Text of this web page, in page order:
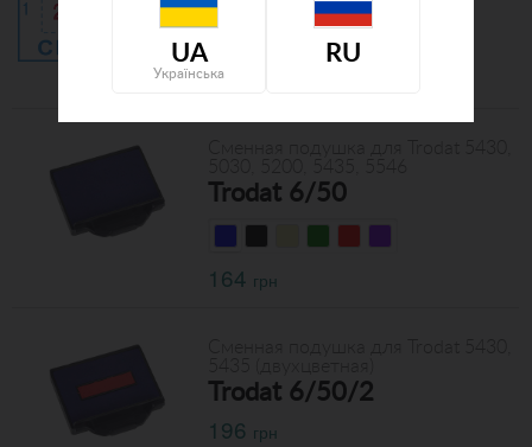
UA
Українська
RU
Штамп 41х24 мм с
вашим текстом
250
Trodat 6/50
164 грн
Trodat 6/50/2
196 грн